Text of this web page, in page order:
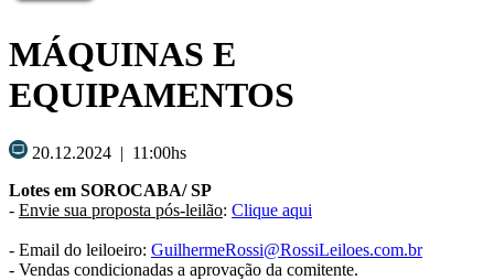
MÁQUINAS E
EQUIPAMENTOS
20.12.2024 | 11:00hs
Lotes em SOROCABA/ SP
- Envie sua proposta pós-leilão: Clique aqui
- Email do leiloeiro: GuilhermeRossi@RossiLeiloes.com.br
- Vendas condicionadas a aprovação da comitente.